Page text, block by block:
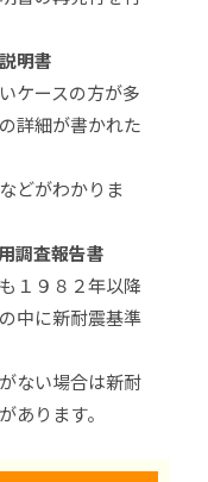
明書
ケースの方が多
詳細が書かれた
どがわかりま
調査報告書
１９８２年以降
中に新耐震基準
ない場合は新耐
あります。